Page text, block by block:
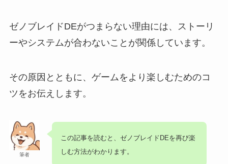
ゼノブレイドDEがつまらない理由には、ストーリ
ーやシステムが合わないことが関係しています。
その原因とともに、ゲームをより楽しむためのコ
ツをお伝えします。
筆者
この記事を読むと、ゼノブレイドDEを再び楽
しむ方法がわかります。